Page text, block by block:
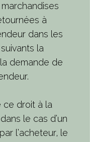
marchandises
à
dans les
la
demande de
ce droit à la
le cas d’un
l’acheteur, le